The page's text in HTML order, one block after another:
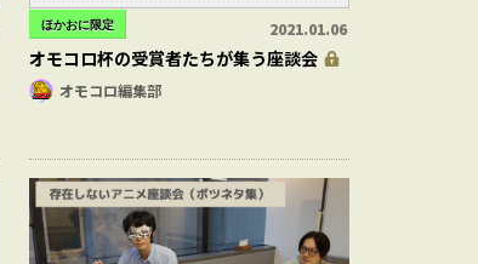
ほかおに限定 2021.01.06
オモコロ杯の受賞者たちが集う座談会
オモコロ編集部